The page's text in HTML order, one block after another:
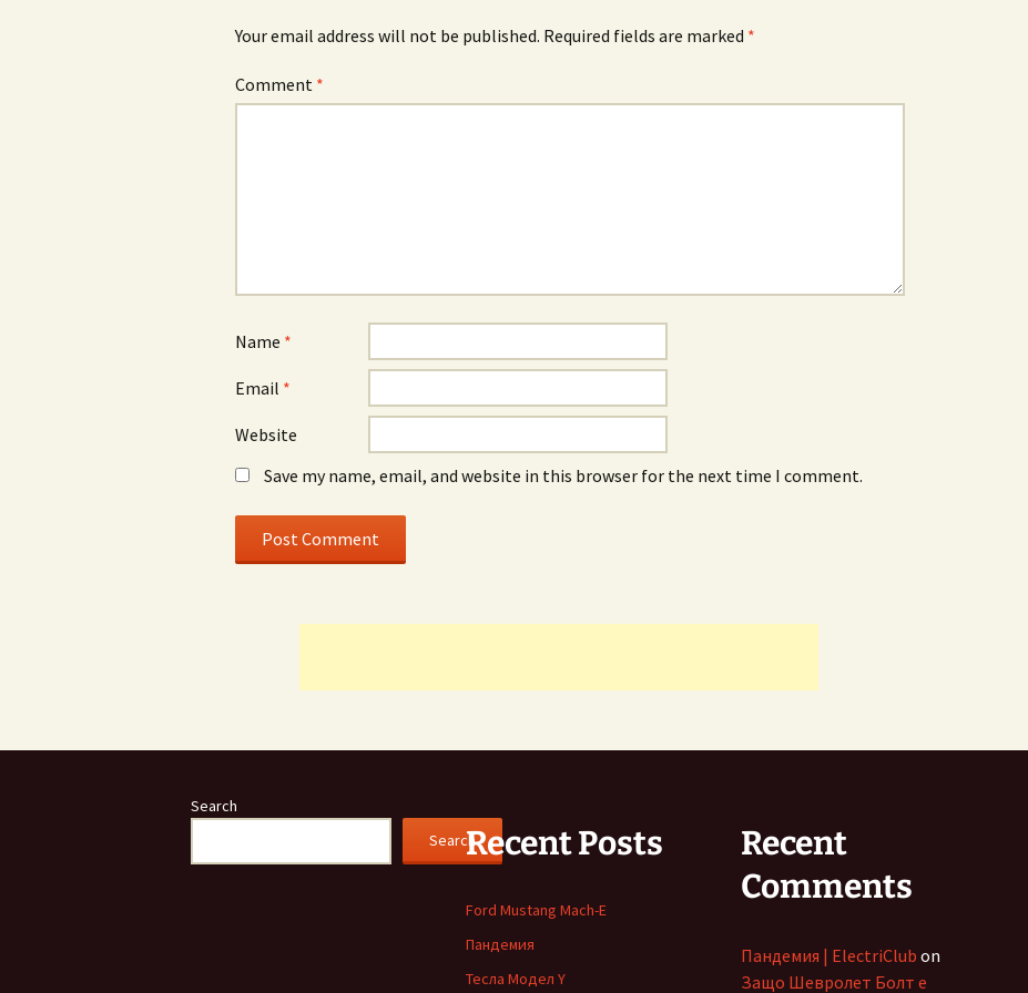
Your email address will not be published. Required fields are marked *
Comment *
Name *
Email *
Website
Save my name, email, and website in this browser for the next time I comment.
Search
SearchRecent Posts
Ford Mustang Mach-E
Пандемия
Тесла Модел Y
Recent
Comments
Пандемия | ElectriClub on
Защо Шевролет Болт е